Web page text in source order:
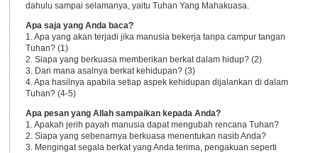
dahulu sampai selamanya, yaitu Tuhan Yang Mahakuasa.
Apa saja yang Anda baca?
1. Apa yang akan terjadi jika manusia bekerja tanpa campur tangan
Tuhan? (1)
2. Siapa yang berkuasa memberikan berkat dalam hidup? (2)
3. Dari mana asalnya berkat kehidupan? (3)
4. Apa hasilnya apabila setiap aspek kehidupan dijalankan di dalam
Tuhan? (4-5)
Apa pesan yang Allah sampaikan kepada Anda?
1. Apakah jerih payah manusia dapat mengubah rencana Tuhan?
2. Siapa yang sebenarnya berkuasa menentukan nasib Anda?
3. Mengingat segala berkat yang Anda terima, pengakuan seperti